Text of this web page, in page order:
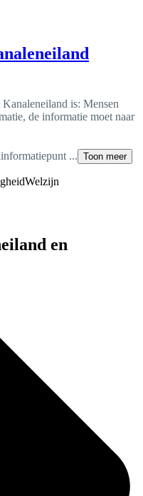
is: Mensen
de informatie moet naar
... Toon meer
Welzijn
en